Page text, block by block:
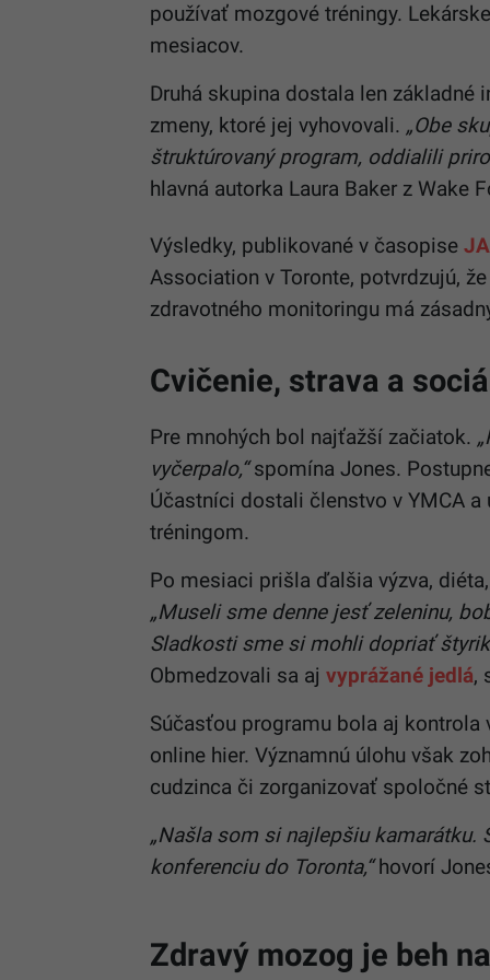
používať mozgové tréningy.
mesiacov.
Druhá skupina dostala len
zmeny, ktoré jej vyhovovali. „Obe
štruktúrovaný program, oddialili
hlavná autorka Laura Baker z Wake
Výsledky, publikované v časopise
Association v Toronte, potvrdzujú,
zdravotného monitoringu má
Cvičenie, strava a
Pre mnohých bol najťažší začiatok.
vyčerpalo,“spomína Jones.
Účastníci dostali členstvo v YMCA
tréningom.
Po mesiaci prišla ďalšia výzva,
„Museli sme denne jesť zeleninu,
Sladkosti sme si mohli dopriať
Obmedzovali sa aj vyprážané jedlá,
Súčasťou programu bola aj
online hier. Významnú úlohu však
cudzinca či zorganizovať spoločné
„Našla som si najlepšiu kamarátku.
konferenciu do Toronta,“hovorí
Zdravý mozog je beh